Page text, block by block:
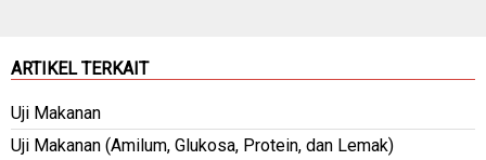
ARTIKEL TERKAIT
Uji Makanan
Uji Makanan (Amilum, Glukosa, Protein, dan Lemak)